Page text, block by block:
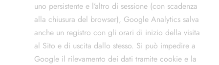
uno persistente e l’altro di sessione (con scadenza
alla chiusura del browser), Google Analytics salva
anche un registro con gli orari di inizio della visita
al Sito e di uscita dallo stesso. Si può impedire a
Google il rilevamento dei dati tramite cookie e la